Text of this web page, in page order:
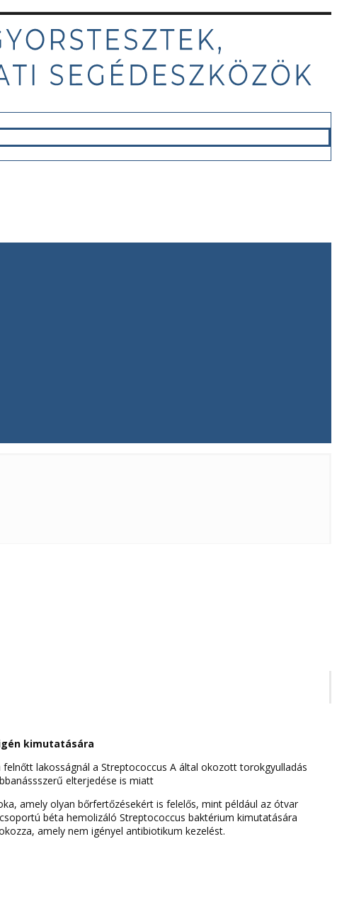
kimutatására
lakosságnál a Streptococcus A által okozott torokgyulladás
elterjedése is miatt
amely olyan bőrfertőzésekért is felelős, mint például az ótvar
béta hemolizáló Streptococcus baktérium kimutatására
amely nem igényel antibiotikum kezelést.